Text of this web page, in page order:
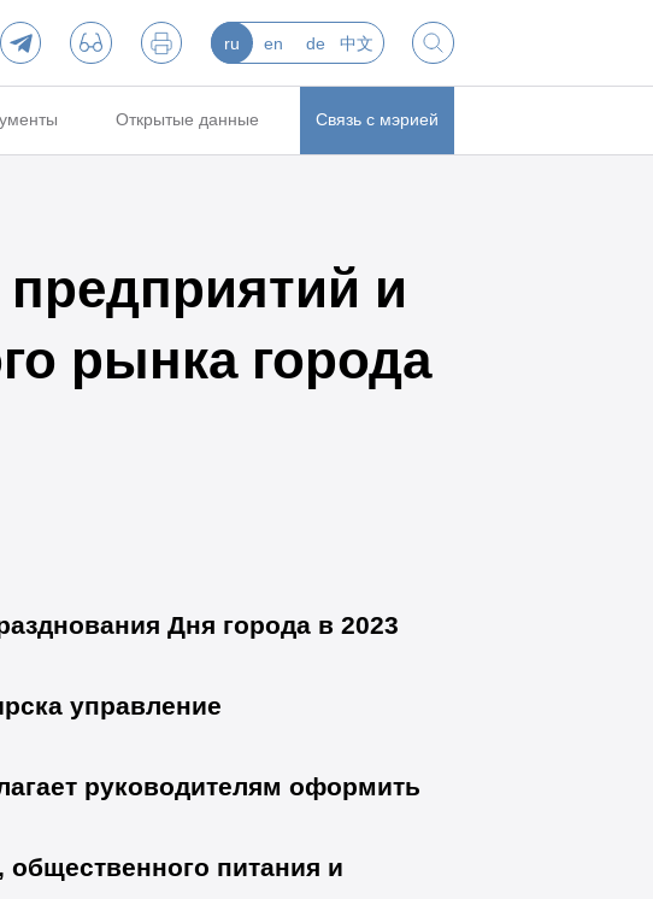
ru en de 中文
Открытые данные Связь с мэрией
и
рынка города
Дня города в 2023
управление
руководителям оформить
питания и